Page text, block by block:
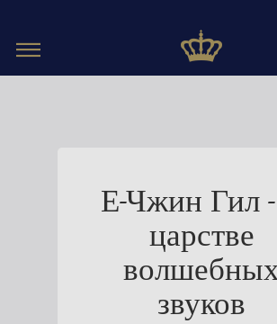
Toggle
Е-Чжин Гил
царстве
звуков